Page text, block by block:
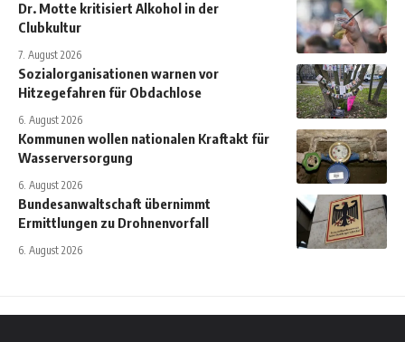
Dr. Motte kritisiert Alkohol in der
Clubkultur
7. August 2026
Sozialorganisationen warnen vor
Hitzegefahren für Obdachlose
6. August 2026
Kommunen wollen nationalen Kraftakt für
Wasserversorgung
6. August 2026
Bundesanwaltschaft übernimmt
Ermittlungen zu Drohnenvorfall
6. August 2026